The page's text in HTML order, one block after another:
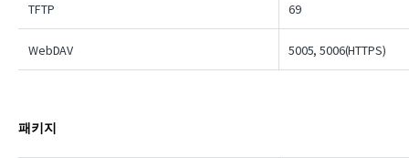
TFTP 69
WebDAV 5005, 5006(HTTPS)
패키지